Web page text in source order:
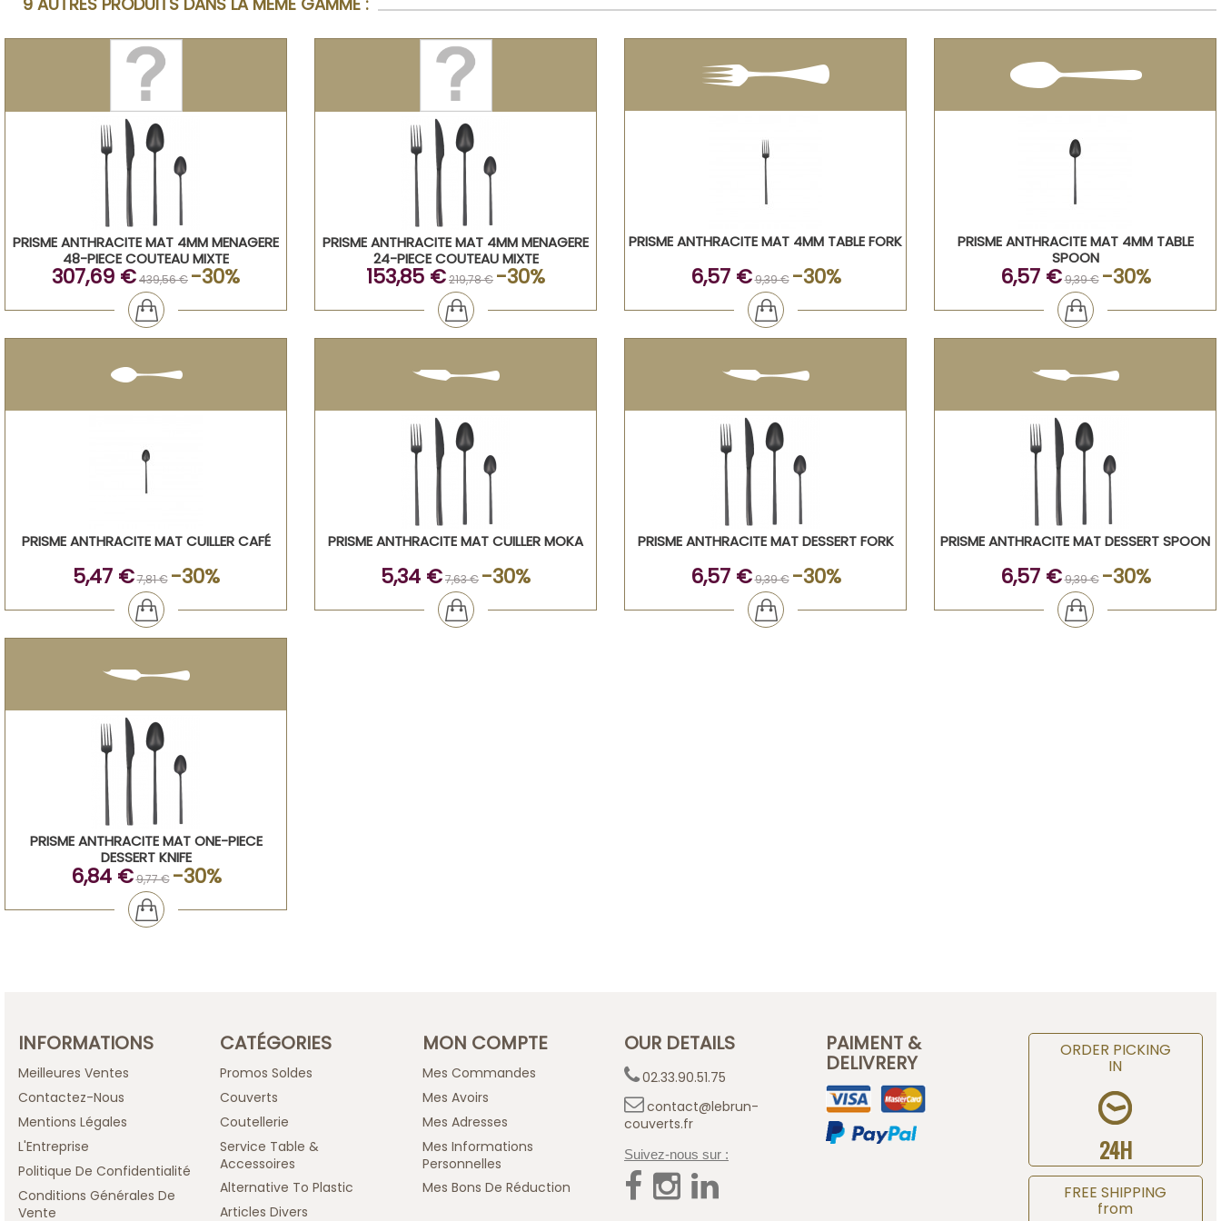
PRISME ANTHRACITE MAT 4MM MENAGERE
48-PIECE COUTEAU MIXTE
307,69 €439,56 € -30%
PRISME ANTHRACITE MAT 4MM MENAGERE
24-PIECE COUTEAU MIXTE
153,85 €219,78 € -30%
PRISME ANTHRACITE MAT 4MM TABLE FORK
6,57 €9,39 € -30%
PRISME ANTHRACITE MAT 4MM TABLE
SPOON
6,57 €9,39 € -30%
PRISME ANTHRACITE MAT CUILLER CAFÉ
5,47 €7,81 € -30%
PRISME ANTHRACITE MAT CUILLER MOKA
5,34 €7,63 € -30%
PRISME ANTHRACITE MAT DESSERT FORK
6,57 €9,39 € -30%
PRISME ANTHRACITE MAT DESSERT SPOON
6,57 €9,39 € -30%
PRISME ANTHRACITE MAT ONE-PIECE
DESSERT KNIFE
6,84 €9,77 € -30%
INFORMATIONS
Meilleures Ventes
Contactez-Nous
Mentions Légales
L'Entreprise
Politique De Confidentialité
Conditions Générales De
Vente
CATÉGORIES
Promos Soldes
Couverts
Coutellerie
Service Table &
Accessoires
Alternative To Plastic
Articles Divers
MON COMPTE
Mes Commandes
Mes Avoirs
Mes Adresses
Mes Informations
Personnelles
Mes Bons De Réduction
OUR DETAILS
02.33.90.51.75
contact@lebrun-
couverts.fr
Suivez-nous sur :
PAIMENT &
DELIVRERY
ORDER PICKING
IN
24H
FREE SHIPPING
from